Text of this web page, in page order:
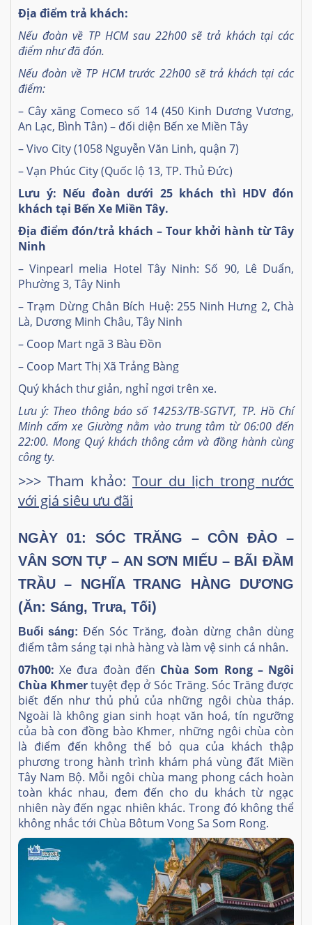
Địa điểm trả khách:
Nếu đoàn về TP HCM sau 22h00 sẽ trả khách tại các
điểm như đã đón.
Nếu đoàn về TP HCM trước 22h00 sẽ trả khách tại các
điểm:
– Cây xăng Comeco số 14 (450 Kinh Dương Vương,
An Lạc, Bình Tân) – đối diện Bến xe Miền Tây
– Vivo City (1058 Nguyễn Văn Linh, quận 7)
– Vạn Phúc City (Quốc lộ 13, TP. Thủ Đức)
Lưu ý: Nếu đoàn dưới 25 khách thì HDV đón
khách tại Bến Xe Miền Tây.
Địa điểm đón/trả khách – Tour khởi hành từ Tây
Ninh
– Vinpearl melia Hotel Tây Ninh: Số 90, Lê Duẩn,
Phường 3, Tây Ninh
– Trạm Dừng Chân Bích Huệ: 255 Ninh Hưng 2, Chà
Là, Dương Minh Châu, Tây Ninh
– Coop Mart ngã 3 Bàu Đồn
– Coop Mart Thị Xã Trảng Bàng
Quý khách thư giản, nghỉ ngơi trên xe.
Lưu ý: Theo thông báo số 14253/TB-SGTVT, TP. Hồ Chí
Minh cấm xe Giường nằm vào trung tâm từ 06:00 đến
22:00. Mong Quý khách thông cảm và đồng hành cùng
công ty.
>>> Tham khảo: Tour du lịch trong nước
với giá siêu ưu đãi
NGÀY 01: SÓC TRĂNG – CÔN ĐẢO –
VÂN SƠN TỰ – AN SƠN MIẾU – BÃI ĐẦM
TRẦU – NGHĨA TRANG HÀNG DƯƠNG
(Ăn: Sáng, Trưa, Tối)
Buổi sáng: Đến Sóc Trăng, đoàn dừng chân dùng
điểm tâm sáng tại nhà hàng và làm vệ sinh cá nhân.
07h00: Xe đưa đoàn đến Chùa Som Rong – Ngôi
Chùa Khmertuyệt đẹp ở Sóc Trăng. Sóc Trăng được
biết đến như thủ phủ của những ngôi chùa tháp.
Ngoài là không gian sinh hoạt văn hoá, tín ngưỡng
của bà con đồng bào Khmer, những ngôi chùa còn
là điểm đến không thể bỏ qua của khách thập
phương trong hành trình khám phá vùng đất Miền
Tây Nam Bộ. Mỗi ngôi chùa mang phong cách hoàn
toàn khác nhau, đem đến cho du khách từ ngạc
nhiên này đến ngạc nhiên khác. Trong đó không thể
không nhắc tới Chùa Bôtum Vong Sa Som Rong.